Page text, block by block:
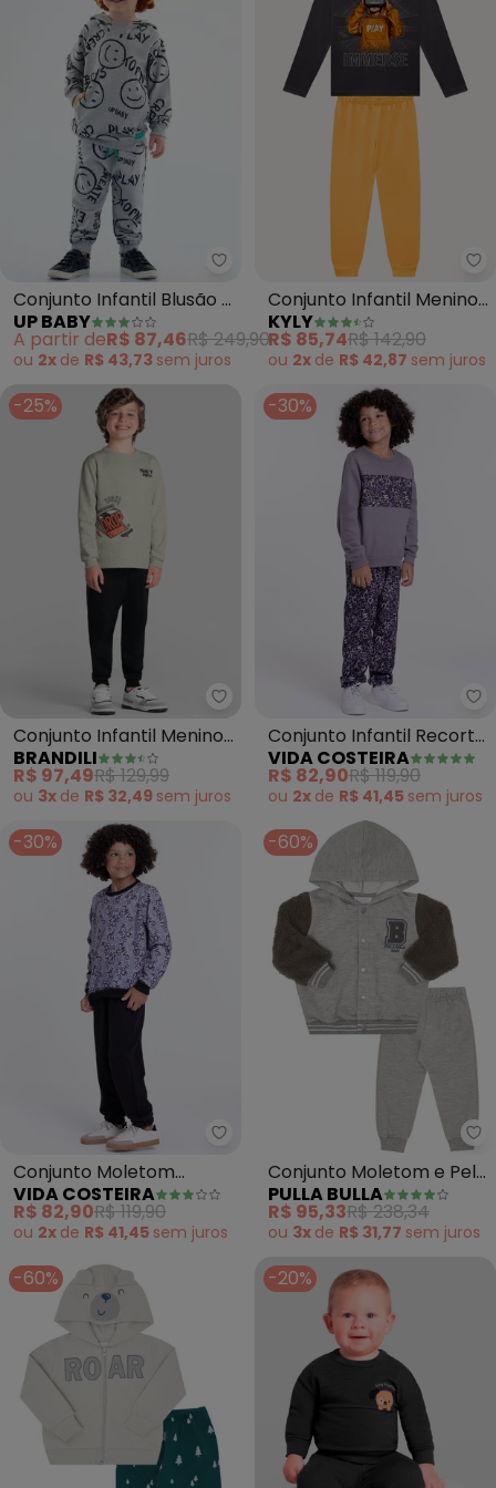
Up Baby - Conjunto Infantil
Conjunto Infantil Blusão e
Calça Moletom (Cinza)
UP BABY
A partir deR$ 87,46R$ 249,90
ou 2x de R$ 43,73 sem juros
Conjunto Infantil Menino
em Algodão (Cinza)
KYLY
R$ 85,74R$ 142,90
ou 2x de R$ 42,87 sem juros
-25%
Brandili - Conjunto Infantil
Conjunto Infantil Menino
de Skate (Cinza)
BRANDILI
R$ 97,49R$ 129,99
ou 3x de R$ 32,49 sem juros
-30%
Conjunto Infantil Recorte
Letrinhas (Chumbo)
VIDA COSTEIRA
R$ 82,90R$ 119,90
ou 2x de R$ 41,45 sem juros
-30%
Vida Costeira - Conjunto
Conjunto Moletom
Infantil Alfabeto (Mescla)
VIDA COSTEIRA
R$ 82,90R$ 119,90
ou 2x de R$ 41,45 sem juros
-60%
Conjunto Moletom e Pelo
e Moletom (Cinza)
PULLA BULLA
R$ 95,33R$ 238,34
ou 3x de R$ 31,77 sem juros
-60% -20%